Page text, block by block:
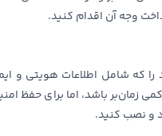
وجه آن اقدام کنید.
که شامل اطلاعات هویتی و
زمان‌بر باشد، اما برای حفظ
و نصب کنید.